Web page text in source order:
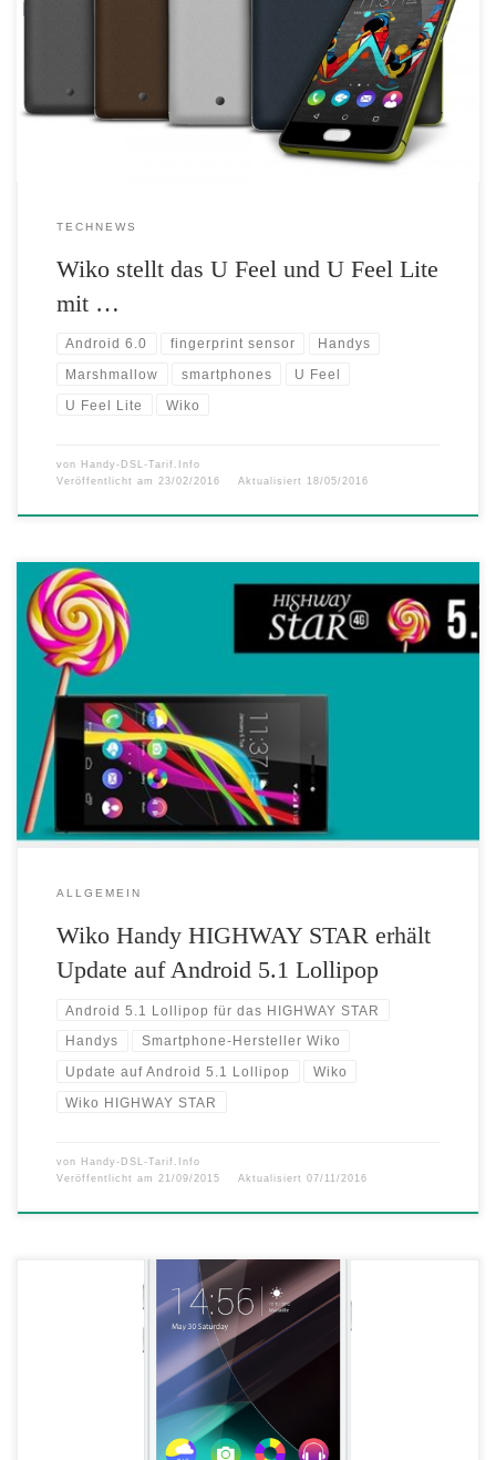
Sensor vor und feiert sein fünfjähriges Jubiläum Der Smartphone-
Hersteller Wiko feiert dieses Jahr auf dem MWC 2016 sein fünfjähriges
Bestehen und zeigt in Barcelona auch gleich zwei Geräte aus der
brandneuen U-Serie. Beide Modelle zeichnen sich durch ein […]
TECHNEWS
Wiko stellt das U Feel und U Feel Lite
mit …
Android 6.0 fingerprint sensor Handys
Marshmallow smartphones U Feel
U Feel Lite Wiko
von Handy-DSL-Tarif.Info
Veröffentlicht am 23/02/2016 Aktualisiert 18/05/2016
Der französische Smartphone-Hersteller Wiko stellt ab sofort das
langersehnte Update auf Android 5.1 Lollipop für das HIGHWAY
STAR bereit. Damit erhält das aktuelle Top-Smartphone die neuste
Version des Mobile-Betriebssystems, welches jetzt als Download-
Paket ausgerollt wird. Wiko liefert ab heute Android 5.1 Lollipop für
das aktuelle Flaggschiff HIGHWAY STAR aus und […]
ALLGEMEIN
Wiko Handy HIGHWAY STAR erhält
Update auf Android 5.1 Lollipop
Android 5.1 Lollipop für das HIGHWAY STAR
Handys Smartphone-Hersteller Wiko
Update auf Android 5.1 Lollipop Wiko
Wiko HIGHWAY STAR
von Handy-DSL-Tarif.Info
Veröffentlicht am 21/09/2015 Aktualisiert 07/11/2016
HIGHWAY PURE überzeugt mit edlem Design und hoher Leistung
„Beeindruckend leicht und unglaublich dünn!“, so präsentiert sich das
neue HIGHWAY PURE. Mit nur 5,1 Millimetern Höhe und einem
Gewicht von lediglich 98 Gramm, bietet das neue Wiko-Modell eine
nie gesehene Mischung aus Eleganz und Design. Trotz der schlanken